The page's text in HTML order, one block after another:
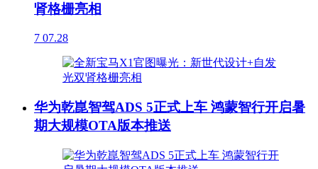
肾格栅亮相
7 07.28
华为乾崑智驾ADS 5正式上车 鸿蒙智行开启暑
期大规模OTA版本推送